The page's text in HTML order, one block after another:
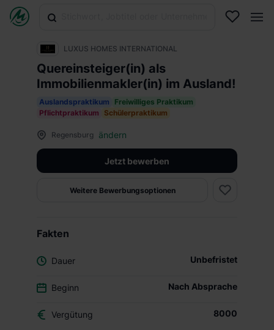
LUXUS HOMES INTERNATIONAL
Quereinsteiger(in) als
Immobilienmakler(in) im Ausland!
Auslandspraktikum
Freiwilliges Praktikum
Pflichtpraktikum
Schülerpraktikum
Regensburg ändern
Jetzt bewerben
Weitere Bewerbungsoptionen
Fakten
Dauer Unbefristet
Beginn Nach Absprache
Vergütung 8000